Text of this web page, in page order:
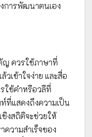
การพัฒนาตนเอง
ญ ควรใช้ภาษาที่
วเข้าใจง่าย และสื่อ
ใช้คำหรือวลีที่
ที่แสดงถึงความเป็น
งสถิติจะช่วยให้
ความสำเร็จของ